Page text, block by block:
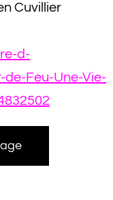
Cuvillier
d-
Feu-Une-Vie-